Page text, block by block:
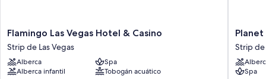
de carga para vehículos eléctricos
Check-out exprés, check-in exprés y cajero automático o servicios
bancarios
Flamingo
Las
Vegas
Hotel
&
Flamingo Las Vegas Hotel & Casino
Strip de Las Vegas
Alberca
Spa
Alberca infantil
Tobogán acuático
Planet
Resort
&
Casino
Strip de
Spa